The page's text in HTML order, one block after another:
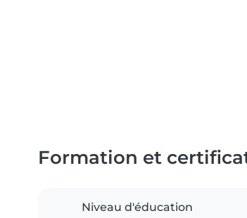
Formation et
Niveau d'éducation